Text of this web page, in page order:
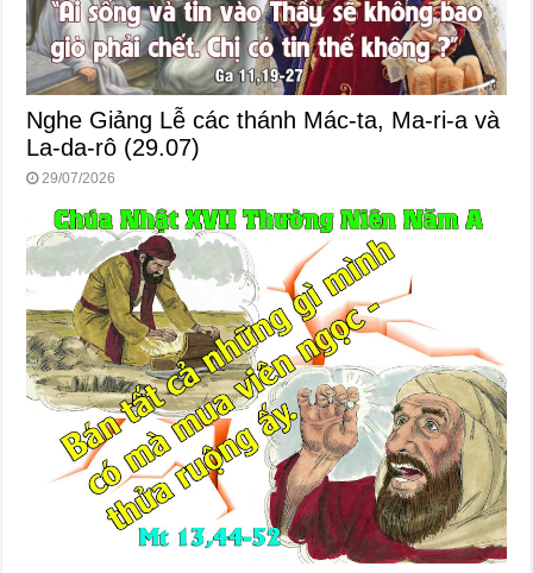
Nghe Giảng Lễ các thánh Mác-ta, Ma-ri-a và
La-da-rô (29.07)
29/07/2026